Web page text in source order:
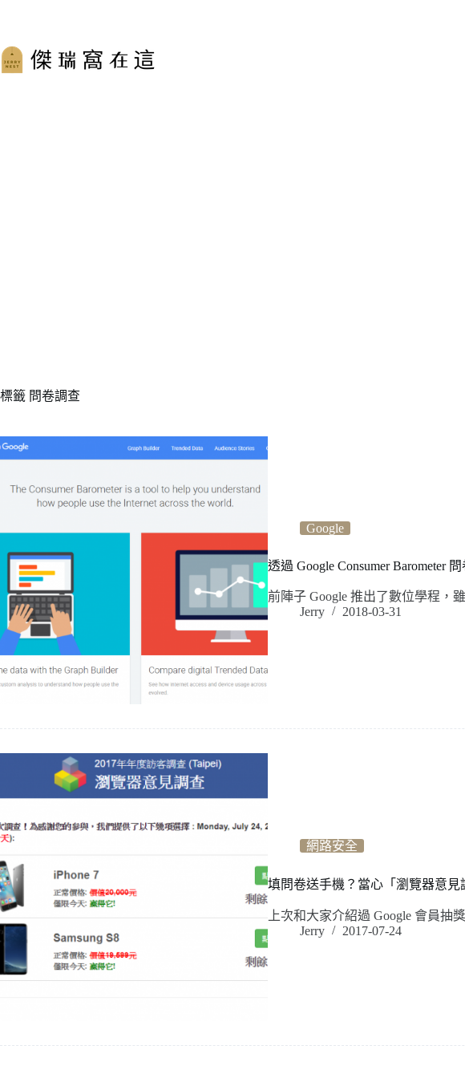
主
要
標籤 問卷調查
Google
透過 Google Consumer Barometer
前陣子 Google 推出了數位學程，
Jerry
2018-03-31
網路安全
填問卷送手機？當心「瀏覽器意見
上次和大家介紹過 Google 會員抽
Jerry
2017-07-24